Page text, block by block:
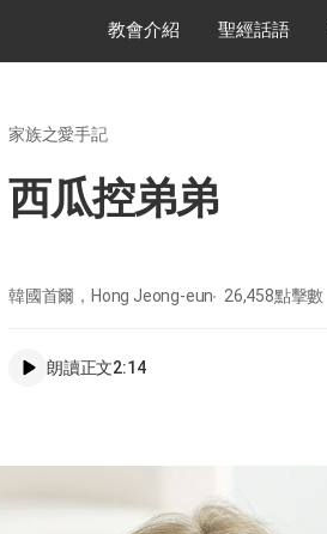
教會介紹 聖經話語
家族之愛手記
西瓜控弟弟
韓國首爾，Hong Jeong-eun 26,458點擊數
朗讀正文2:14